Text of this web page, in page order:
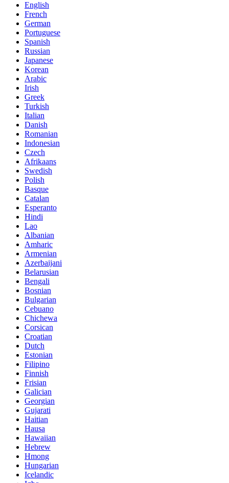
English
French
German
Portuguese
Spanish
Russian
Japanese
Korean
Arabic
Irish
Greek
Turkish
Italian
Danish
Romanian
Indonesian
Czech
Afrikaans
Swedish
Polish
Basque
Catalan
Esperanto
Hindi
Lao
Albanian
Amharic
Armenian
Azerbaijani
Belarusian
Bengali
Bosnian
Bulgarian
Cebuano
Chichewa
Corsican
Croatian
Dutch
Estonian
Filipino
Finnish
Frisian
Galician
Georgian
Gujarati
Haitian
Hausa
Hawaiian
Hebrew
Hmong
Hungarian
Icelandic